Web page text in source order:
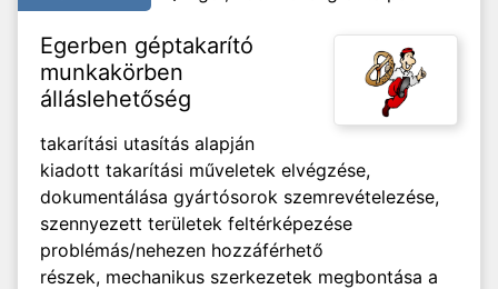
Egerben géptakarító
munkakörben
álláslehetőség
takarítási utasítás alapján
kiadott takarítási műveletek elvégzése,
dokumentálása gyártósorok szemrevételezése,
szennyezett területek feltérképezése
problémás/nehezen hozzáférhető
részek, mechanikus szerkezetek megbontása a